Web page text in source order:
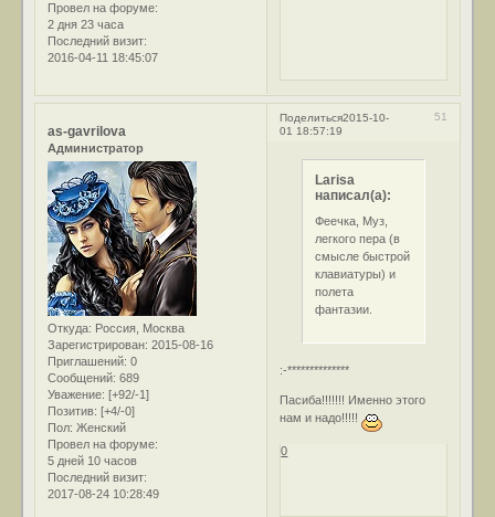
Провел на форуме:
2 дня 23 часа
Последний визит:
2016-04-11 18:45:07
Поделиться 51
2015-10-
01 18:57:19
as-gavrilova
Администратор
Откуда: Россия, Москва
Зарегистрирован: 2015-08-16
Приглашений: 0
Сообщений: 689
Уважение: [+92/-1]
Позитив: [+4/-0]
Пол: Женский
Провел на форуме:
5 дней 10 часов
Последний визит:
2017-08-24 10:28:49
Larisa
написал(а):
Феечка, Муз,
легкого пера (в
смысле быстрой
клавиатуры) и
полета
фантазии.
:-**************
Пасиба!!!!!!! Именно этого
нам и надо!!!!!
0